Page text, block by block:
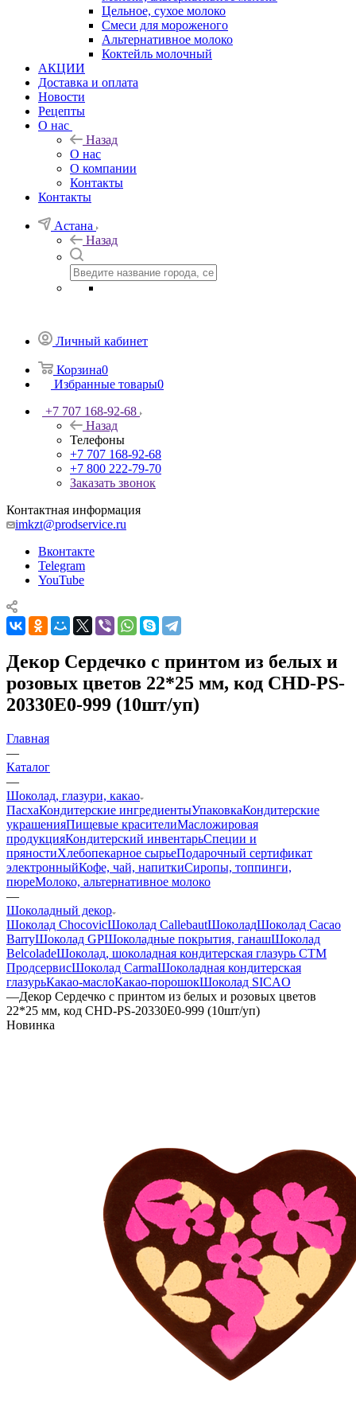
Цельное, сухое молоко
Смеси для мороженого
Альтернативное молоко
Коктейль молочный
АКЦИИ
Доставка и оплата
Новости
Рецепты
О нас
Назад
О нас
О компании
Контакты
Контакты
Астана
Назад
Личный кабинет
Корзина0
Избранные товары0
+7 707 168-92-68
Назад
Телефоны
+7 707 168-92-68
+7 800 222-79-70
Заказать звонок
Контактная информация
imkzt@prodservice.ru
Вконтакте
Telegram
YouTube
Декор Сердечко с принтом из белых и
розовых цветов 22*25 мм, код CHD-PS-
20330E0-999 (10шт/уп)
Главная
—
Каталог
—
Шоколад, глазури, какао
ПасхаКондитерские ингредиентыУпаковкаКондитерские
украшенияПищевые красителиМасложировая
продукцияКондитерский инвентарьСпеции и
пряностиХлебопекарное сырьеПодарочный сертификат
электронныйКофе, чай, напиткиСиропы, топпинги,
пюреМолоко, альтернативное молоко
—
Шоколадный декор
Шоколад ChocovicШоколад CallebautШоколадШоколад Cacao
BarryШоколад GPШоколадные покрытия, ганашШоколад
BelcoladeШоколад, шоколадная кондитерская глазурь СТМ
ПродсервисШоколад CarmaШоколадная кондитерская
глазурьКакао-маслоКакао-порошокШоколад SICAO
—Декор Сердечко с принтом из белых и розовых цветов
22*25 мм, код CHD-PS-20330E0-999 (10шт/уп)
Новинка